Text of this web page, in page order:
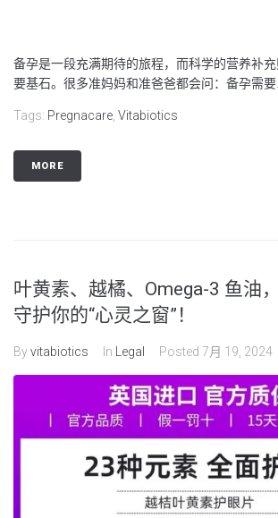
备孕是一段充满期待的旅程，而科学的营养补
要基石。很多准妈妈和准爸爸都会问：备孕需要...
Tags: Pregnacare Vitabiotics
MORE
叶黄素、越橘、Omega-3 鱼油
守护你的“心灵之窗”！
Byvitabiotics In Legal Posted 7月 19, 2024